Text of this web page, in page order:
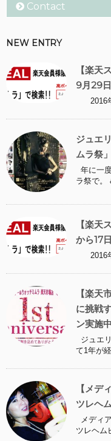
Contact
NEW ENTRY
【楽天
9月29
2016年
ジュエ
ムラ祭」
年に一
ラ祭で。
【楽天
から17
2016年
【楽天
に挑戦
ン実施
ジュエ
て1年が
【メ
ツレヘ
メディ
ツレヘム